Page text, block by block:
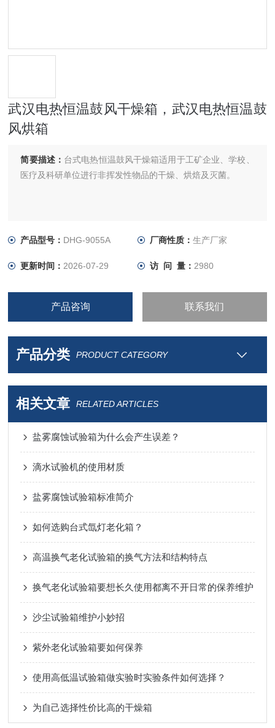
武汉电热恒温鼓风干燥箱，武汉电热恒温鼓
风烘箱
简要描述： 台式电热恒温鼓风干燥箱适用于工矿企业、学校、
医疗及科研单位进行非挥发性物品的干燥、烘焙及灭菌。
产品型号： DHG-9055A 厂商性质： 生产厂家
更新时间： 2026-07-29 访 问 量： 2980
产品咨询 联系我们
产品分类 PRODUCT CATEGORY
相关文章 RELATED ARTICLES
盐雾腐蚀试验箱为什么会产生误差？
滴水试验机的使用材质
盐雾腐蚀试验箱标准简介
如何选购台式氙灯老化箱？
高温换气老化试验箱的换气方法和结构特点
换气老化试验箱要想长久使用都离不开日常的保养维护
沙尘试验箱维护小妙招
紫外老化试验箱要如何保养
使用高低温试验箱做实验时实验条件如何选择？
为自己选择性价比高的干燥箱